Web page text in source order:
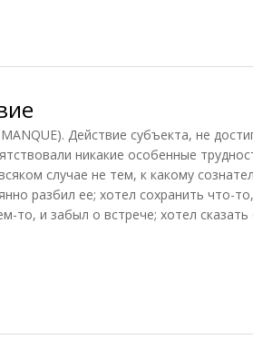
Действие субъекта, не
никакие особенные
случае не тем, к какому
разбил ее; хотел сохранить что-
то, и забыл о встрече; хотел